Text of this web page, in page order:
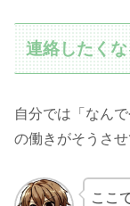
連絡したく
自分では「なん
の働きがそうさ
ここ